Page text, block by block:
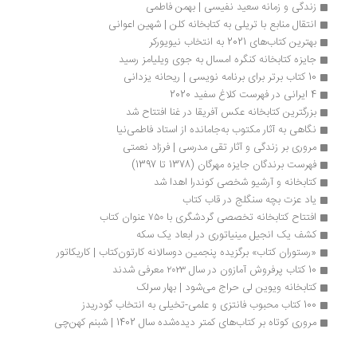
زندگی و زمانه سعید نفیسی | بهمن فاطمی
انتقال منابع با تریلی به کتابخانه کلن | شهین اعوانی
بهترین کتاب‌های 2021 به انتخاب نیویورکر
جایزه کتابخانه کنگره امسال به جوی ویلیامز رسید
بزرگترین کتابخانه عکس آفریقا در غنا افتتاح شد
نگاهی به آثار مکتوب به‌جامانده از استاد فاطمی‌نیا
مروری بر زندگی و آثار تقی مدرسی | فرزاد نعمتی
فهرست برندگان جایزه مهرگان (1378 تا 1397)
کتابخانه و آرشیو شخصی کوندرا اهدا شد
یاد عزت بچه سنگلج در قاب کتاب
افتتاح کتابخانه تخصصی گردشگری با ۷۵۰ عنوان کتاب
کشف یک انجیل مینیاتوری در ابعاد یک سکه
«رستوران کتاب» برگزیده پنجمین دوسالانه کارتون‌کتاب | کاریکاتور
کتابخانه ویوین لی حراج می‌شود | بهار سرلک
مروری کوتاه بر کتاب‌های کمتر دیده‌شده سال 1402 | شبنم کهن‌چی